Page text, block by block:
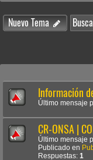
Nuevo Tema
Información
Último mensaje
CR-ONSA |
Último mensaje
Publicado en
Respuestas: 1